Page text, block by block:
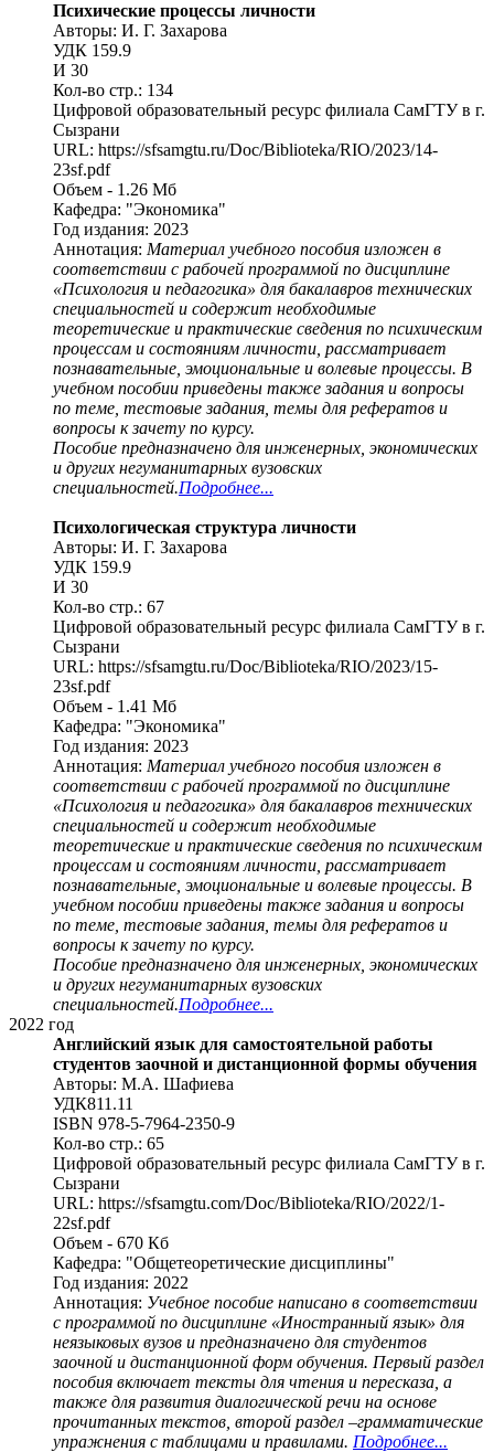
Психические процессы личности
Авторы: И. Г. Захарова
УДК 159.9
И 30
Кол-во стр.: 134
Цифровой образовательный ресурс филиала СамГТУ в г.
Сызрани
URL: https://sfsamgtu.ru/Doc/Biblioteka/RIO/2023/14-
23sf.pdf
Объем - 1.26 Мб
Кафедра: "Экономика"
Год издания: 2023
Аннотация: Материал учебного пособия изложен в
соответствии с рабочей программой по дисциплине
«Психология и педагогика» для бакалавров технических
специальностей и содержит необходимые
теоретические и практические сведения по психическим
процессам и состояниям личности, рассматривает
познавательные, эмоциональные и волевые процессы. В
учебном пособии приведены также задания и вопросы
по теме, тестовые задания, темы для рефератов и
вопросы к зачету по курсу.
Пособие предназначено для инженерных, экономических
и других негуманитарных вузовских
специальностей.Подробнее...
Психологическая структура личности
Авторы: И. Г. Захарова
УДК 159.9
И 30
Кол-во стр.: 67
Цифровой образовательный ресурс филиала СамГТУ в г.
Сызрани
URL: https://sfsamgtu.ru/Doc/Biblioteka/RIO/2023/15-
23sf.pdf
Объем - 1.41 Мб
Кафедра: "Экономика"
Год издания: 2023
Аннотация: Материал учебного пособия изложен в
соответствии с рабочей программой по дисциплине
«Психология и педагогика» для бакалавров технических
специальностей и содержит необходимые
теоретические и практические сведения по психическим
процессам и состояниям личности, рассматривает
познавательные, эмоциональные и волевые процессы. В
учебном пособии приведены также задания и вопросы
по теме, тестовые задания, темы для рефератов и
вопросы к зачету по курсу.
Пособие предназначено для инженерных, экономических
и других негуманитарных вузовских
специальностей.Подробнее...
2022 год
Английский язык для самостоятельной работы
студентов заочной и дистанционной формы обучения
Авторы: М.А. Шафиева
УДК811.11
ISBN 978-5-7964-2350-9
Кол-во стр.: 65
Цифровой образовательный ресурс филиала СамГТУ в г.
Сызрани
URL: https://sfsamgtu.com/Doc/Biblioteka/RIO/2022/1-
22sf.pdf
Объем - 670 Кб
Кафедра: "Общетеоретические дисциплины"
Год издания: 2022
Аннотация: Учебное пособие написано в соответствии
с программой по дисциплине «Иностранный язык» для
неязыковых вузов и предназначено для студентов
заочной и дистанционной форм обучения. Первый раздел
пособия включает тексты для чтения и пересказа, а
также для развития диалогической речи на основе
прочитанных текстов, второй раздел –грамматические
упражнения с таблицами и правилами. Подробнее...